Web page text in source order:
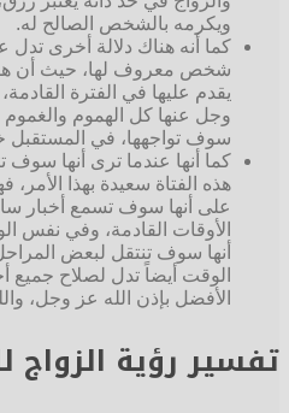
ويكرمه بالشخص الصالح له.
كما أنه هناك دلالة أخرى تدل
شخص معروف لها، حيث أن
يقدم عليها في الفترة
وجل عنها كل الهموم
سوف تواجهها، في المستقبل
كما أنها عندما ترى أنها
هذه الفتاة سعيدة بهذا الأمر،
على أنها سوف تسمع أخبار
الأوقات القادمة، وفي نفس
أنها سوف تنتقل لبعض
الوقت أيضاً تدل لصلاح جميع
الأفضل بإذن الله عز وجل،
تفسير رؤية الزواج